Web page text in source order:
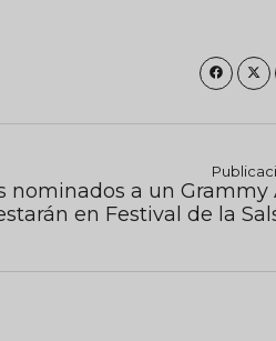
nominados a un Grammy
en Festival de la